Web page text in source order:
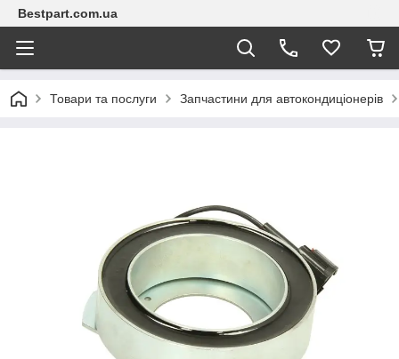
Bestpart.com.ua
Товари та послуги Запчастини для автокондиціонерів